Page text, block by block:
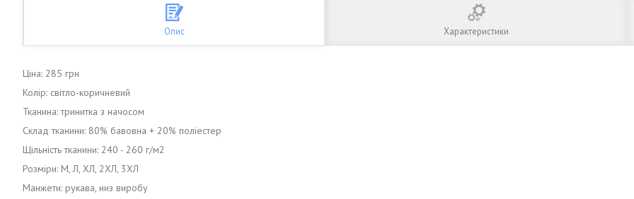
Опис Характеристики
Ціна: 285 грн
Колір: світло-коричневий
Тканина: тринитка з начосом
Склад тканини: 80% бавовна + 20% поліестер
Щільність тканини: 240 - 260 г/м2
Розміри: М, Л, ХЛ, 2ХЛ, 3ХЛ
Манжети: рукава, низ виробу